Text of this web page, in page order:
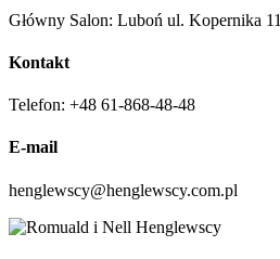
Główny Salon: Luboń ul. Kopernika 11
Kontakt
Telefon: +48 61-868-48-48
E-mail
henglewscy@henglewscy.com.pl